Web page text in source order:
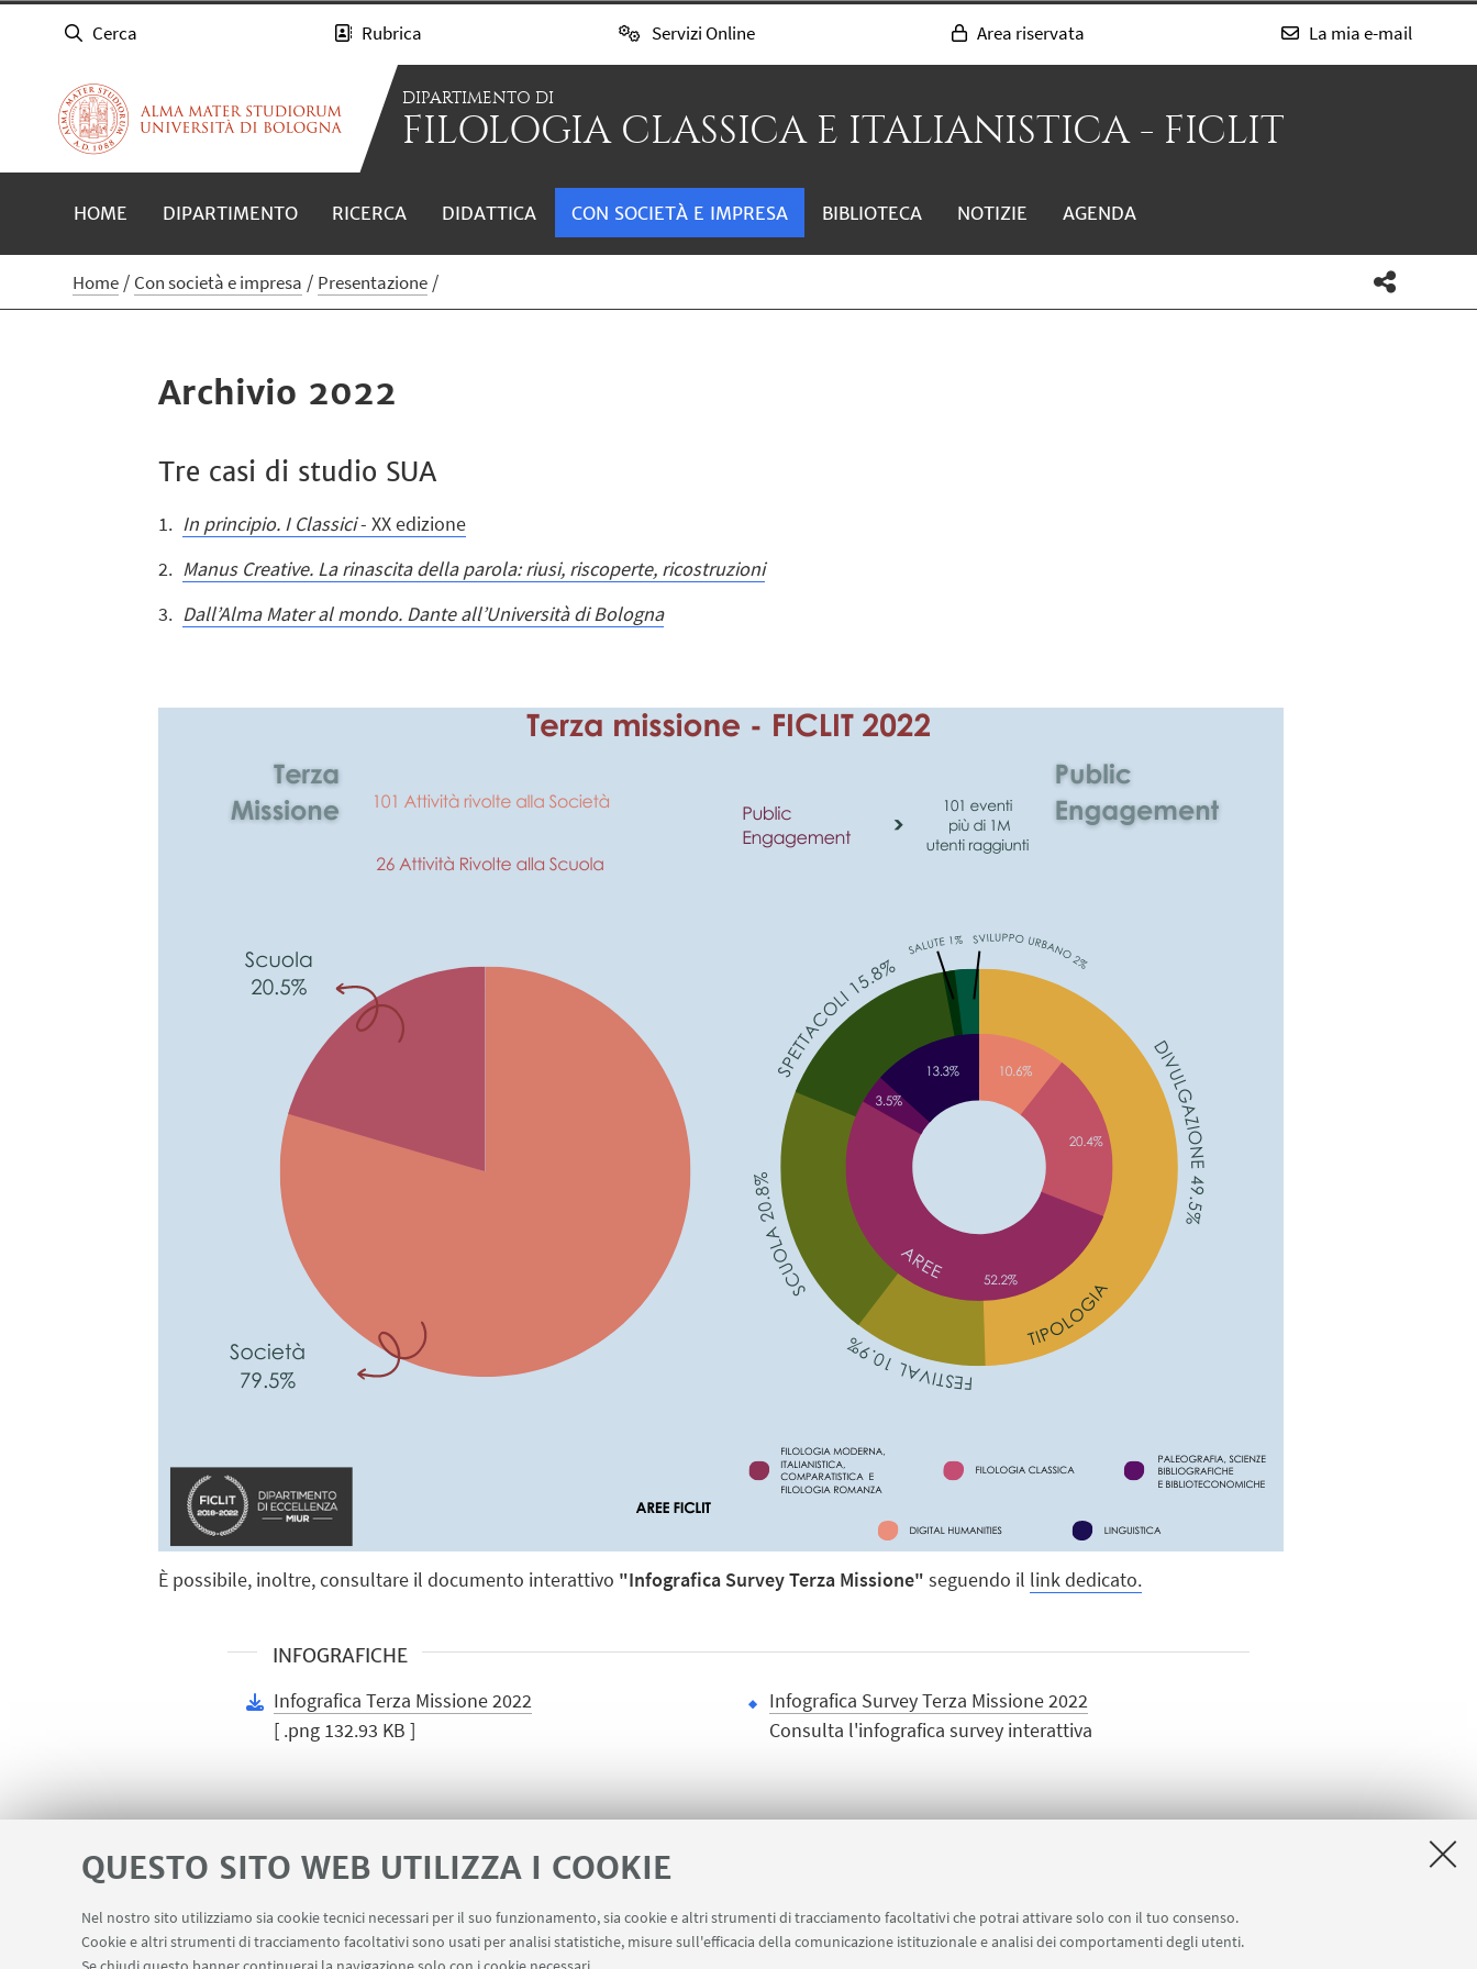
QUESTO SITO WEB UTILIZZA I COOKIE
Nel nostro sito utilizziamo sia cookie tecnici necessari per il suo funzionamento, sia cookie e altri strumenti di tracciamento facoltativi che potrai attivare solo con il tuo consenso.
Cookie e altri strumenti di tracciamento facoltativi sono usati per analisi statistiche, misure sull'efficacia della comunicazione istituzionale e analisi dei comportamenti degli utenti.
Cerca Rubrica Servizi Online Area riservata La mia e-mail
DIPARTIMENTO DI
FILOLOGIA CLASSICA E ITALIANISTICA - FICLIT
HOME DIPARTIMENTO RICERCA DIDATTICA CON SOCIETÀ E IMPRESA BIBLIOTECA NOTIZIE AGENDA
Home Con società e impresa Presentazione
Archivio 2022
Tre casi di studio SUA
In principio. I Classici- XX edizione
Manus Creative. La rinascita della parola: riusi, riscoperte, ricostruzioni
Dall’Alma Mater al mondo. Dante all’Università di Bologna
È possibile, inoltre, consultare il documento interattivo "Infografica Survey Terza Missione" seguendo il link dedicato.
INFOGRAFICHE
Infografica Terza Missione 2022
[ .png 132.93 KB ]
Infografica Survey Terza Missione 2022
Consulta l'infografica survey interattiva
LINK UTILI Contatti Area riservata